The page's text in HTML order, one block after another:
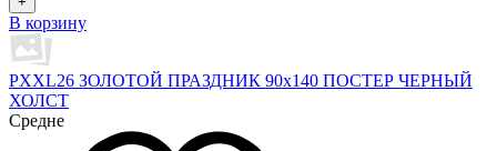
В корзину
PXXL26 ЗОЛОТОЙ ПРАЗДНИК 90x140 ПОСТЕР ЧЕРНЫЙ
ХОЛСТ
Средне